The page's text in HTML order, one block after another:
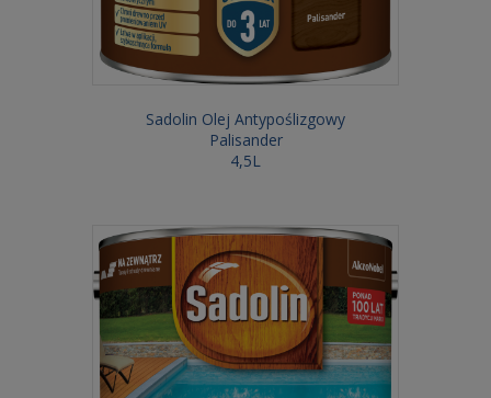
Sadolin Olej Antypoślizgowy
Palisander
4,5L